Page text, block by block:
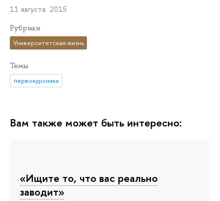
11 августа 2015
Рубрики
Университетская жизнь
Темы
первокурсники
Вам также может быть интересно:
«Ищите то, что вас реально
заводит»